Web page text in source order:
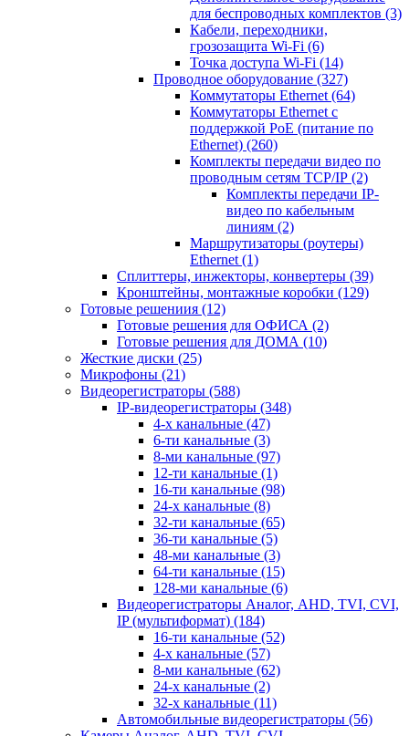
для беспроводных комплектов (3)
Кабели, переходники,
грозозащита Wi-Fi (6)
Точка доступа Wi-Fi (14)
Проводное оборудование (327)
Коммутаторы Ethernet (64)
Коммутаторы Ethernet с
поддержкой PoE (питание по
Ethernet) (260)
Комплекты передачи видео по
проводным сетям TCP/IP (2)
Комплекты передачи IP-
видео по кабельным
линиям (2)
Маршрутизаторы (роутеры)
Ethernet (1)
Сплиттеры, инжекторы, конвертеры (39)
Кронштейны, монтажные коробки (129)
Готовые решениия (12)
Готовые решения для ОФИСА (2)
Готовые решения для ДОМА (10)
Жесткие диски (25)
Микрофоны (21)
Видеорегистраторы (588)
IP-видеорегистраторы (348)
4-х канальные (47)
6-ти канальные (3)
8-ми канальные (97)
12-ти канальные (1)
16-ти канальные (98)
24-х канальные (8)
32-ти канальные (65)
36-ти канальные (5)
48-ми канальные (3)
64-ти канальные (15)
128-ми канальные (6)
Видеорегистраторы Аналог, AHD, TVI, CVI,
IP (мультиформат) (184)
16-ти канальные (52)
4-х канальные (57)
8-ми канальные (62)
24-х канальные (2)
32-х канальные (11)
Автомобильные видеорегистраторы (56)